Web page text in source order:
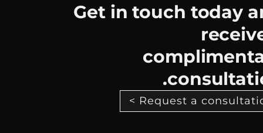
Get in touch today
Request a